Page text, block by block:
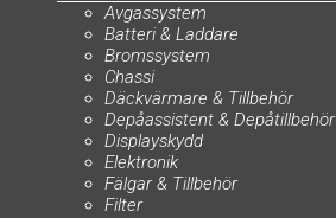
Avgassystem
Batteri & Laddare
Bromssystem
Chassi
Däckvärmare & Tillbehör
Depåassistent & Depåtillbehör
Displayskydd
Elektronik
Fälgar & Tillbehör
Filter